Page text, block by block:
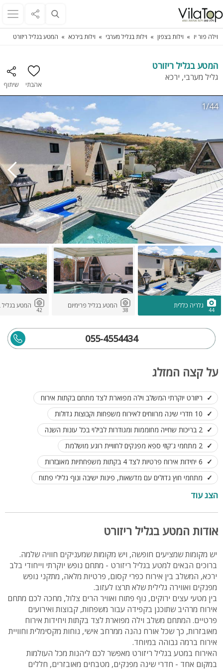
וילה פור יו וילות בצפון וילות בגליל מערבי וילות בירכא המטע בגליל ריזורט
המטע בגליל ריזורט
גליל מערבי, ירכא
אהבתי שיתוף
1/44
44
גלריה כללית
38
המטע בגליל פרימיום
42
המטע בגליל
055-4554434
על קצה המזלג
ריזורט יוקרתי המשלב וילה מפוארת לצד מתחם בקתות אירוח
10 חדרי שינה מרווחים לאירוח משפחות וקבוצות גדולות
2 בריכות שחייה מחוממות ומגודרות לבילוי בכל עונות השנה
2 מתחמי ג'קוזי ספא מפנקים לחוויית רוגע מושלמת
6 יחידות אירוח פרטיות לצד 4 בקתות משפחתיות מאובזרות
מתחמי חוץ גדולים עם מדשאות, פינות ישיבה ונוף גלילי פתוח
מטבחים מאובזרים ומתחמי אוכל מרווחים לארוחות משותפות
מטבחי חוץ מאובזרים ועמדות BBQ מקצועיות
מיקום מושלם בירכא, סמוך לאטרקציות, מסעדות ומרכזי בילוי
מתאים לאירועים פרטיים, ימי הולדת, מסיבות וערבי גיבוש
אפשרות לשכור כל מתחם בנפרד או את כל הריזורט יחד לחופשה
ענקית ומפנקת
אירוח ולינה עד 65 אורחים במתחם אחד
הצג עוד
אודות המטע בגליל ריזורט
יש מקומות שמציעים חופשה, ויש מקומות שמעניקים חוויה שלמה.
ברוכים הבאים למטע בגליל ריזורט - מתחם נופש יוקרתי וייחודי בלב
ירכא, המשלב בין אירוח כפרי קסום, פרטיות מלאה, מתקני נופש
מפנקים ואווירה גלילית שלא תרצו לעזוב.
בין מטעי עצים ירוקים, נוף פתוח ואוויר הרים צלול, מחכה לכם מתחם
אירוח מרהיב שתוכנן בקפידה עבור משפחות, קבוצות ואירועים
פרטיים. המתחם משלב וילה מפוארת לצד בקתות ויחידות אירוח
מאובזרות, כך שכל אורח נהנה ממרחב אישי, נוחות מקסימלית וחוויית
אירוח ברמה גבוהה במיוחד.
האירוח במטע בגליל ריזורט מאפשר לכם ליהנות מכל העולמות
במקום אחד - חדרי שינה מפנקים, מטבחים מאובזרים, חללים